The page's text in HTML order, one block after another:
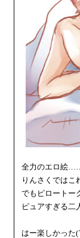
全力のエロ絵
りんさくではこ
でもピロートー
ピュアすぎる二
はー楽しかった